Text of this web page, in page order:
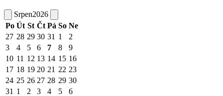
Srpen2026
Po Út St Čt Pá So Ne
27 28 29 30 31 1
2
3
4 5 6 7 8
9
10 11 12 13 14 15 16
17 18 19 20 21 22 23
24 25 26 27 28 29 30
31 1 2 3 4 5 6